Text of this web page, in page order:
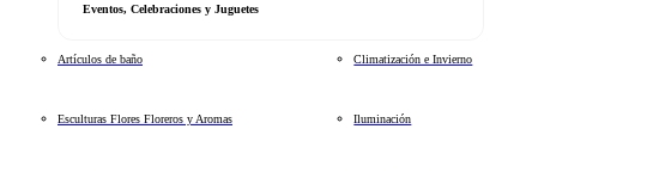
Eventos, Celebraciones y Juguetes
Artículos de baño Climatización e Invierno
Esculturas Flores Floreros y Aromas Iluminación